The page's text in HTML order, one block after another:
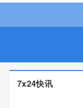
7x24快讯